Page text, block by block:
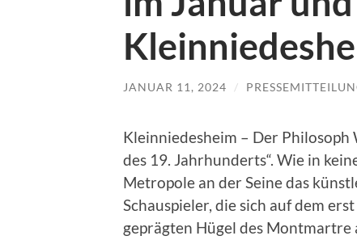
JANUAR 11, 2024 /
Kleinniedesheim – Der
des 19. Jahrhunderts“. Wie in
Metropole an der Seine das
Schauspieler, die sich auf dem
geprägten Hügel des